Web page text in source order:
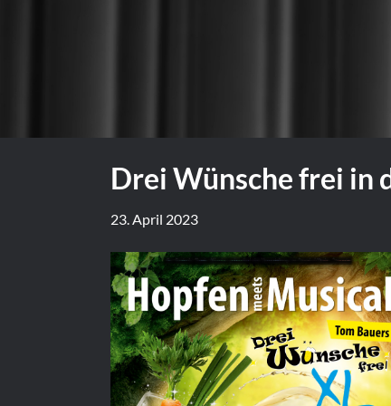
Drei Wünsche frei in
23. April 2023